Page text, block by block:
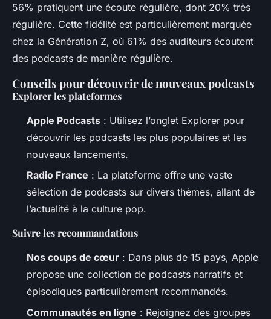
56% pratiquent une écoute régulière, dont 20% très
régulière. Cette fidélité est particulièrement marquée
chez la Génération Z, où 61% des auditeurs écoutent
des podcasts de manière régulière.
Conseils pour découvrir de nouveaux podcasts
Explorer les plateformes
Apple Podcasts : Utilisez l’onglet Explorer pour
découvrir les podcasts les plus populaires et les
nouveaux lancements.
Radio France : La plateforme offre une vaste
sélection de podcasts sur divers thèmes, allant de
l’actualité à la culture pop.
Suivre les recommandations
Nos coups de cœur : Dans plus de 15 pays, Apple
propose une collection de podcasts narratifs et
épisodiques particulièrement recommandés.
Communautés en ligne : Rejoignez des groupes